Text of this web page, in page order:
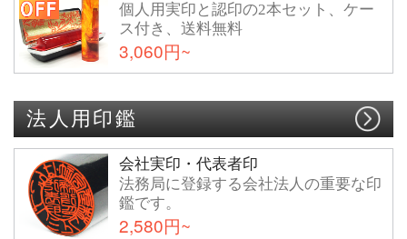
個人用実印と認印の2本セット、ケー
ス付き、送料無料
3,060円~
法人用印鑑
会社実印・代表者印
法務局に登録する会社法人の重要な印
鑑です。
2,580円~